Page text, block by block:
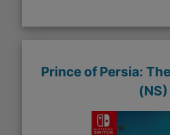
Prince of Persia:
(NS)